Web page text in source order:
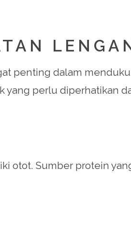
penting dalam
yang perlu diperhatikan
otot. Sumber protein